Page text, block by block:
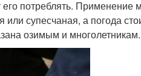
его потреблять. Применение
супесчаная, а погода
озимым и многолетникам.